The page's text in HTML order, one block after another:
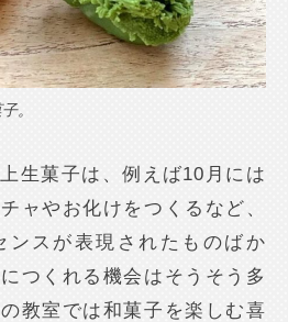
。
生菓子は、例えば10月には
ャやお化けをつくるなど、
ンスが表現されたものばか
つくれる機会はそうそう多
教室では和菓子を楽しむ喜